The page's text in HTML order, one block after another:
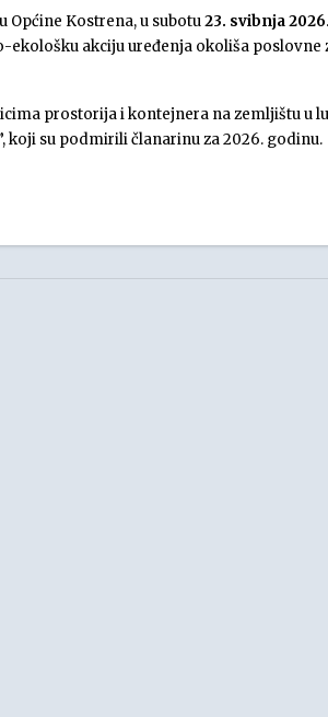
Općine Kostrena, u subotu23. svibnja 2026
ekološku akciju uređenja okoliša poslovne
prostorija i kontejnera na zemljištu u
koji su podmirili članarinu za 2026. godinu.